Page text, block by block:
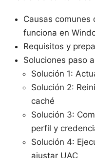
Causas comunes
funciona en
Requisitos y
Soluciones paso
Solución 1:
Solución 2:
caché
Solución 3:
perfil y
Solución 4:
ajustar UAC